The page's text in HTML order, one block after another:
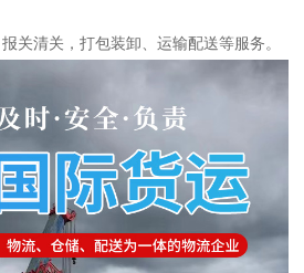
关清关，打包装卸、运输配送等服务。